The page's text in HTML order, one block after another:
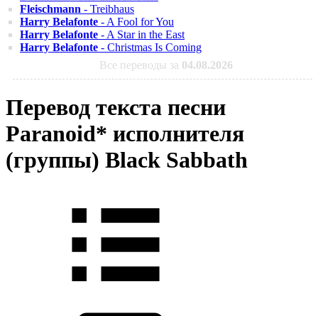
Fleischmann - Treibhaus
Harry Belafonte - A Fool for You
Harry Belafonte - A Star in the East
Harry Belafonte - Christmas Is Coming
Все переводы за 04.08.2026
Перевод текста песни
Paranoid* исполнителя
(группы) Black Sabbath